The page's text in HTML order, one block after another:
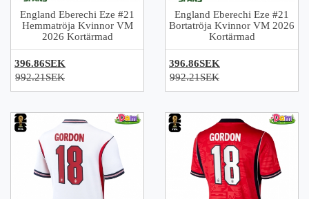
England Eberechi Eze #21
Hemmatröja Kvinnor VM
2026 Kortärmad
396.86SEK
992.21SEK
England Eberechi Eze #21
Bortatröja Kvinnor VM 2026
Kortärmad
396.86SEK
992.21SEK